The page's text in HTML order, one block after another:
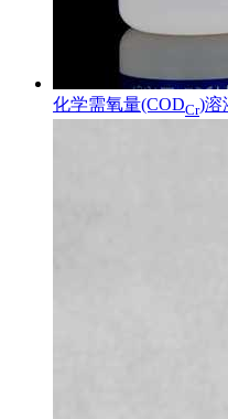
化学需氧量(CODCr)溶